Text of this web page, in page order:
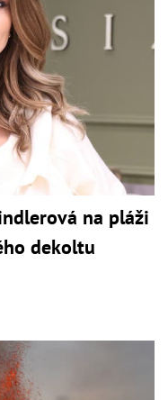
na pláži
dekoltu